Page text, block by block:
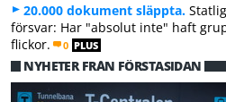
20.000 dokument släppta.
försvar: Har "absolut inte" haft
flickor.
0 PLUS
NYHETER FRÅN FÖRSTASIDAN